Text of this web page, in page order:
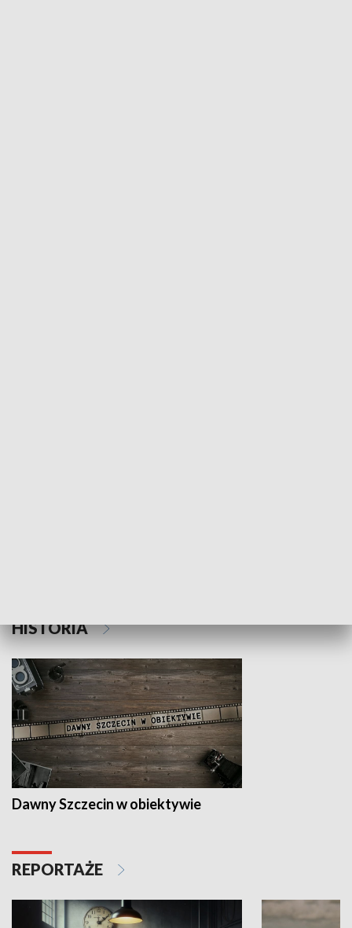
HISTORIA
Dawny Szczecin w obiektywie
REPORTAŻE